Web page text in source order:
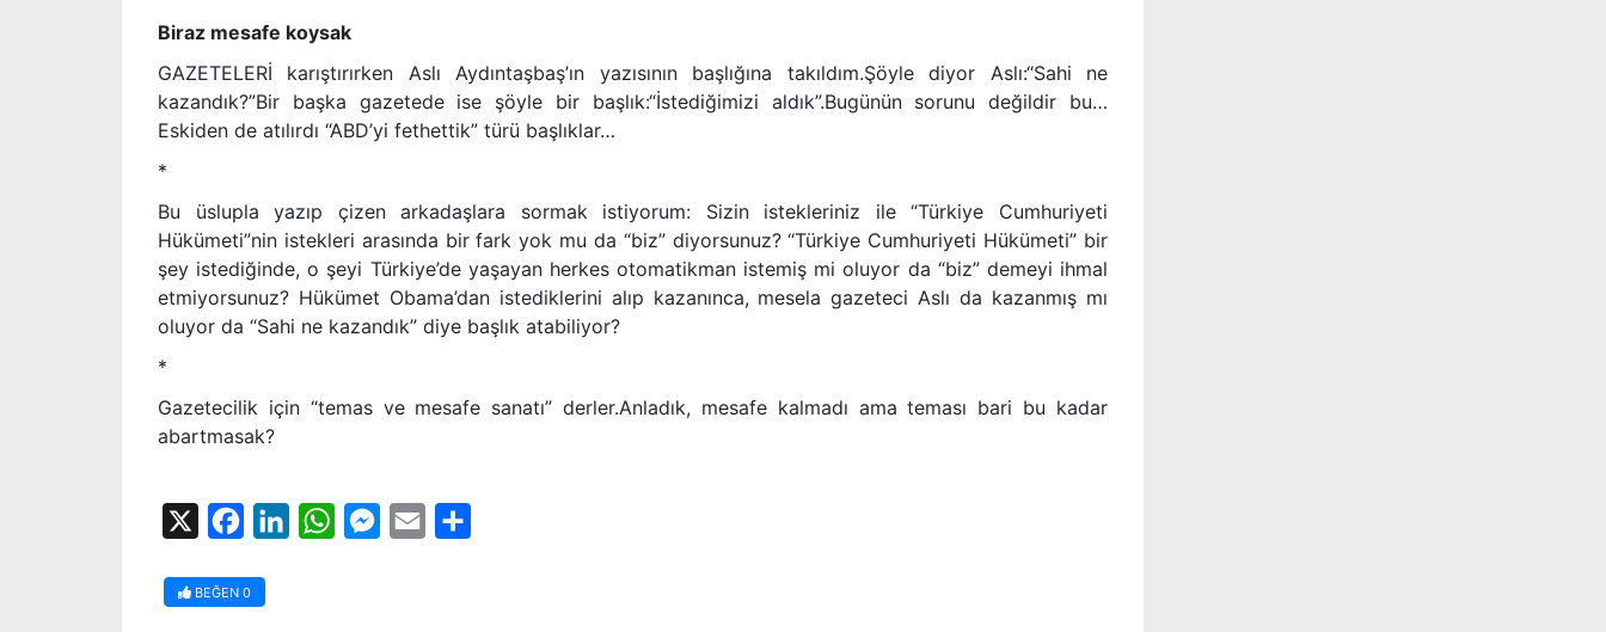
Biraz mesafe koysak
GAZETELERİ karıştırırken Aslı Aydıntaşbaş’ın yazısının başlığına takıldım.Şöyle diyor Aslı:“Sahi ne
kazandık?”Bir başka gazetede ise şöyle bir başlık:“İstediğimizi aldık”.Bugünün sorunu değildir bu…
Eskiden de atılırdı “ABD’yi fethettik” türü başlıklar…
*
Bu üslupla yazıp çizen arkadaşlara sormak istiyorum: Sizin istekleriniz ile “Türkiye Cumhuriyeti
Hükümeti”nin istekleri arasında bir fark yok mu da “biz” diyorsunuz? “Türkiye Cumhuriyeti Hükümeti” bir
şey istediğinde, o şeyi Türkiye’de yaşayan herkes otomatikman istemiş mi oluyor da “biz” demeyi ihmal
etmiyorsunuz? Hükümet Obama’dan istediklerini alıp kazanınca, mesela gazeteci Aslı da kazanmış mı
oluyor da “Sahi ne kazandık” diye başlık atabiliyor?
*
Gazetecilik için “temas ve mesafe sanatı” derler.Anladık, mesafe kalmadı ama teması bari bu kadar
abartmasak?
FacebookLinkedInWhatsAppMessenger
Email
BEĞEN 0